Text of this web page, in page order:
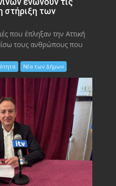
στήριξη των
που έπληξαν την Αττική
τους ανθρώπους που
Νέα των Δήμων